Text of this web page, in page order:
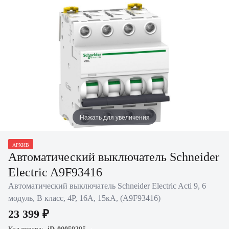
Нажать для увеличения
АРХИВ
Автоматический выключатель Schneider
Electric A9F93416
Автоматический выключатель Schneider Electric Acti 9, 6
модуль, B класс, 4P, 16А, 15кА, (A9F93416)
23 399 ₽